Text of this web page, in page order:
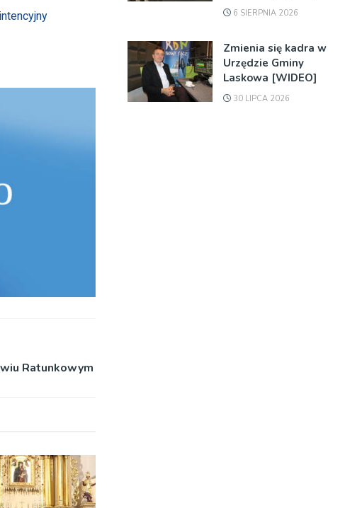
Ratunkowym
6 SIERPNIA 2026
Zmienia się kadra w
Urzędzie Gminy
Laskowa [WIDEO]
30 LIPCA 2026